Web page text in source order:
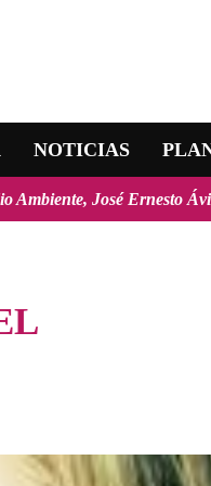
NOTICIAS
Ernesto Ávila: "la mayoría